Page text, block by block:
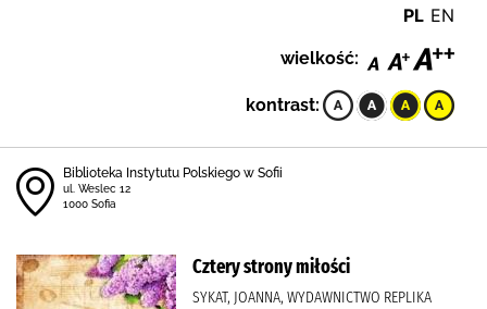
PL EN
wielkość:
kontrast:
Biblioteka Instytutu Polskiego w Sofii
ul. Weslec 12
1000 Sofia
Cztery strony miłości
SYKAT, JOANNA, WYDAWNICTWO REPLIKA